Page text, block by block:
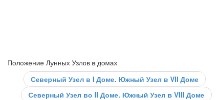
Положение Лунных Узлов в домах
Северный Узел в I Доме. Южный Узел в VII Доме
Северный Узел во II Доме. Южный Узел в VIII Доме